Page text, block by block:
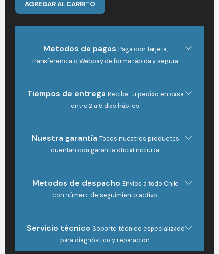
para
GoPro
Head
QuickClip
2.0
AGREGAR AL CARRITO
Metodos de pagos Paga con tarjeta,
transferencia o Webpay de forma rápida y segura.
Tiempos de entrega Recibe tu pedido en casa
entre 2 a 5 días hábiles.
Nuestra garantía Todos nuestros productos
cuentan con garantía oficial incluida.
Metodos de despacho Envíos a todo Chile
con número de seguimiento activo.
Servicio técnico Soporte técnico especializado
para diagnóstico y reparación.